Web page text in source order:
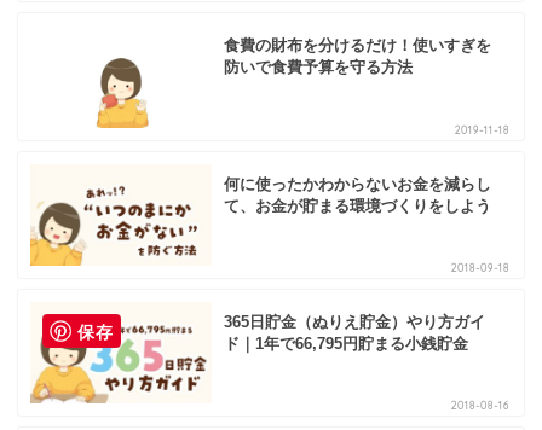
食費の財布を分けるだけ！使いすぎを
防いで食費予算を守る方法
2019-11-18
何に使ったかわからないお金を減らし
て、お金が貯まる環境づくりをしよう
2018-09-18
365日貯金（ぬりえ貯金）やり方ガイ
ド｜1年で66,795円貯まる小銭貯金
2018-08-16
保存